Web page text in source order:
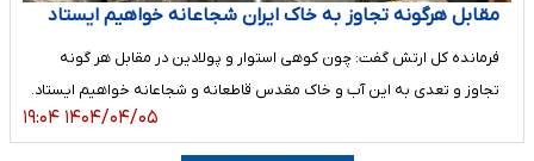
مقابل هرگونه تجاوز به خاک ایران شجاعانه خواهیم ایستاد
فرمانده کل ارتش گفت: چون کوهی استوار و پولادین در مقابل هر گونه
تجاوز و تعدی به این آب و خاک مقدس قاطعانه و شجاعانه خواهیم ایستاد.
۱۴۰۴/۰۴/۰۵ ۱۹:۰۴